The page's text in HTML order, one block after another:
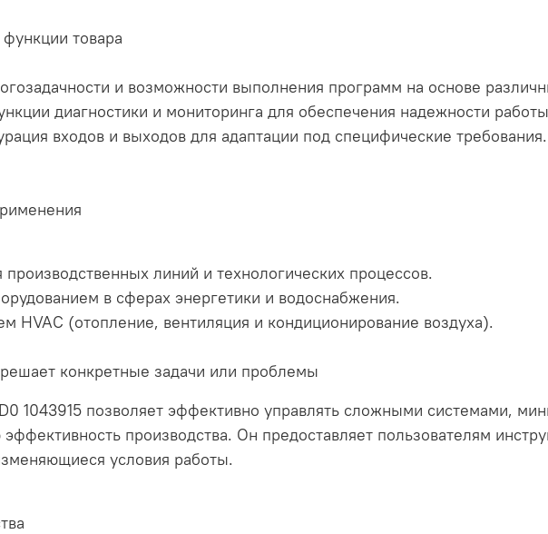
товара
и возможности выполнения программ на основе
диагностики и мониторинга для обеспечения надежности
входов и выходов для адаптации под специфические требования.
производственных линий и технологических процессов.
в сферах энергетики и водоснабжения.
HVAC (отопление, вентиляция и кондиционирование воздуха).
конкретные задачи или проблемы
1043915 позволяет эффективно управлять сложными системами,
производства. Он предоставляет пользователям
условия работы.